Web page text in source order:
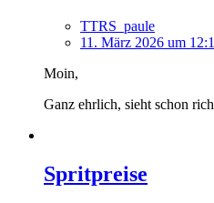
TTRS_paule
11. März 2026 um
Moin,
Ganz ehrlich, sieht schon
Spritpreise